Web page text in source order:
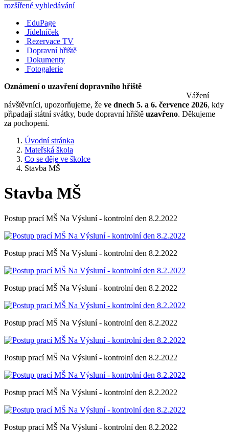
rozšířené vyhledávání
EduPage
Jídelníček
Rezervace TV
Dopravní hřiště
Dokumenty
Fotogalerie
Oznámení o uzavření dopravního hřiště
Vážení
návštěvníci, upozorňujeme, že ve dnech 5. a 6. července 2026, kdy
připadají státní svátky, bude dopravní hřiště uzavřeno. Děkujeme
za pochopení.
Úvodní stránka
Mateřská škola
Co se děje ve školce
Stavba MŠ
Stavba MŠ
Postup prací MŠ Na Výsluní - kontrolní den 8.2.2022
Postup prací MŠ Na Výsluní - kontrolní den 8.2.2022
Postup prací MŠ Na Výsluní - kontrolní den 8.2.2022
Postup prací MŠ Na Výsluní - kontrolní den 8.2.2022
Postup prací MŠ Na Výsluní - kontrolní den 8.2.2022
Postup prací MŠ Na Výsluní - kontrolní den 8.2.2022
Postup prací MŠ Na Výsluní - kontrolní den 8.2.2022